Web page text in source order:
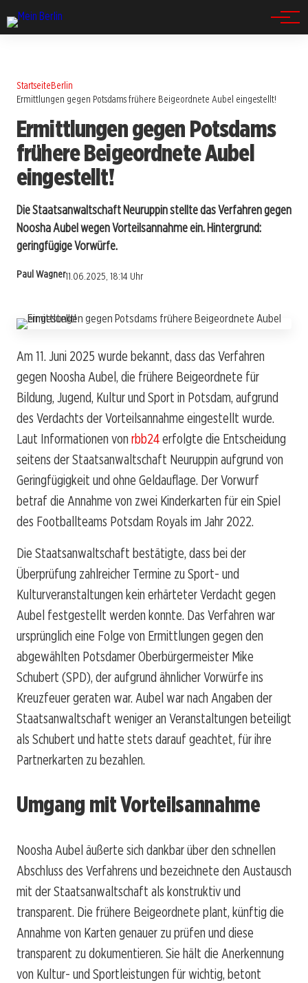
StartseiteBerlin
Ermittlungen gegen Potsdams frühere Beigeordnete Aubel eingestellt!
Ermittlungen gegen Potsdams
frühere Beigeordnete Aubel
eingestellt!
Die Staatsanwaltschaft Neuruppin stellte das Verfahren gegen
Noosha Aubel wegen Vorteilsannahme ein. Hintergrund:
geringfügige Vorwürfe.
Paul Wagner11.06.2025, 18:14 Uhr
Am 11. Juni 2025 wurde bekannt, dass das Verfahren
gegen Noosha Aubel, die frühere Beigeordnete für
Bildung, Jugend, Kultur und Sport in Potsdam, aufgrund
des Verdachts der Vorteilsannahme eingestellt wurde.
Laut Informationen von rbb24erfolgte die Entscheidung
seitens der Staatsanwaltschaft Neuruppin aufgrund von
Geringfügigkeit und ohne Geldauflage. Der Vorwurf
betraf die Annahme von zwei Kinderkarten für ein Spiel
des Footballteams Potsdam Royals im Jahr 2022.
Die Staatsanwaltschaft bestätigte, dass bei der
Überprüfung zahlreicher Termine zu Sport- und
Kulturveranstaltungen kein erhärteter Verdacht gegen
Aubel festgestellt werden konnte. Das Verfahren war
ursprünglich eine Folge von Ermittlungen gegen den
abgewählten Potsdamer Oberbürgermeister Mike
Schubert (SPD), der aufgrund ähnlicher Vorwürfe ins
Kreuzfeuer geraten war. Aubel war nach Angaben der
Staatsanwaltschaft weniger an Veranstaltungen beteiligt
als Schubert und hatte stets darauf geachtet, für ihre
Partnerkarten zu bezahlen.
Umgang mit Vorteilsannahme
Noosha Aubel äußerte sich dankbar über den schnellen
Abschluss des Verfahrens und bezeichnete den Austausch
mit der Staatsanwaltschaft als konstruktiv und
transparent. Die frühere Beigeordnete plant, künftig die
Annahme von Karten genauer zu prüfen und diese
transparent zu dokumentieren. Sie hält die Anerkennung
von Kultur- und Sportleistungen für wichtig, betont